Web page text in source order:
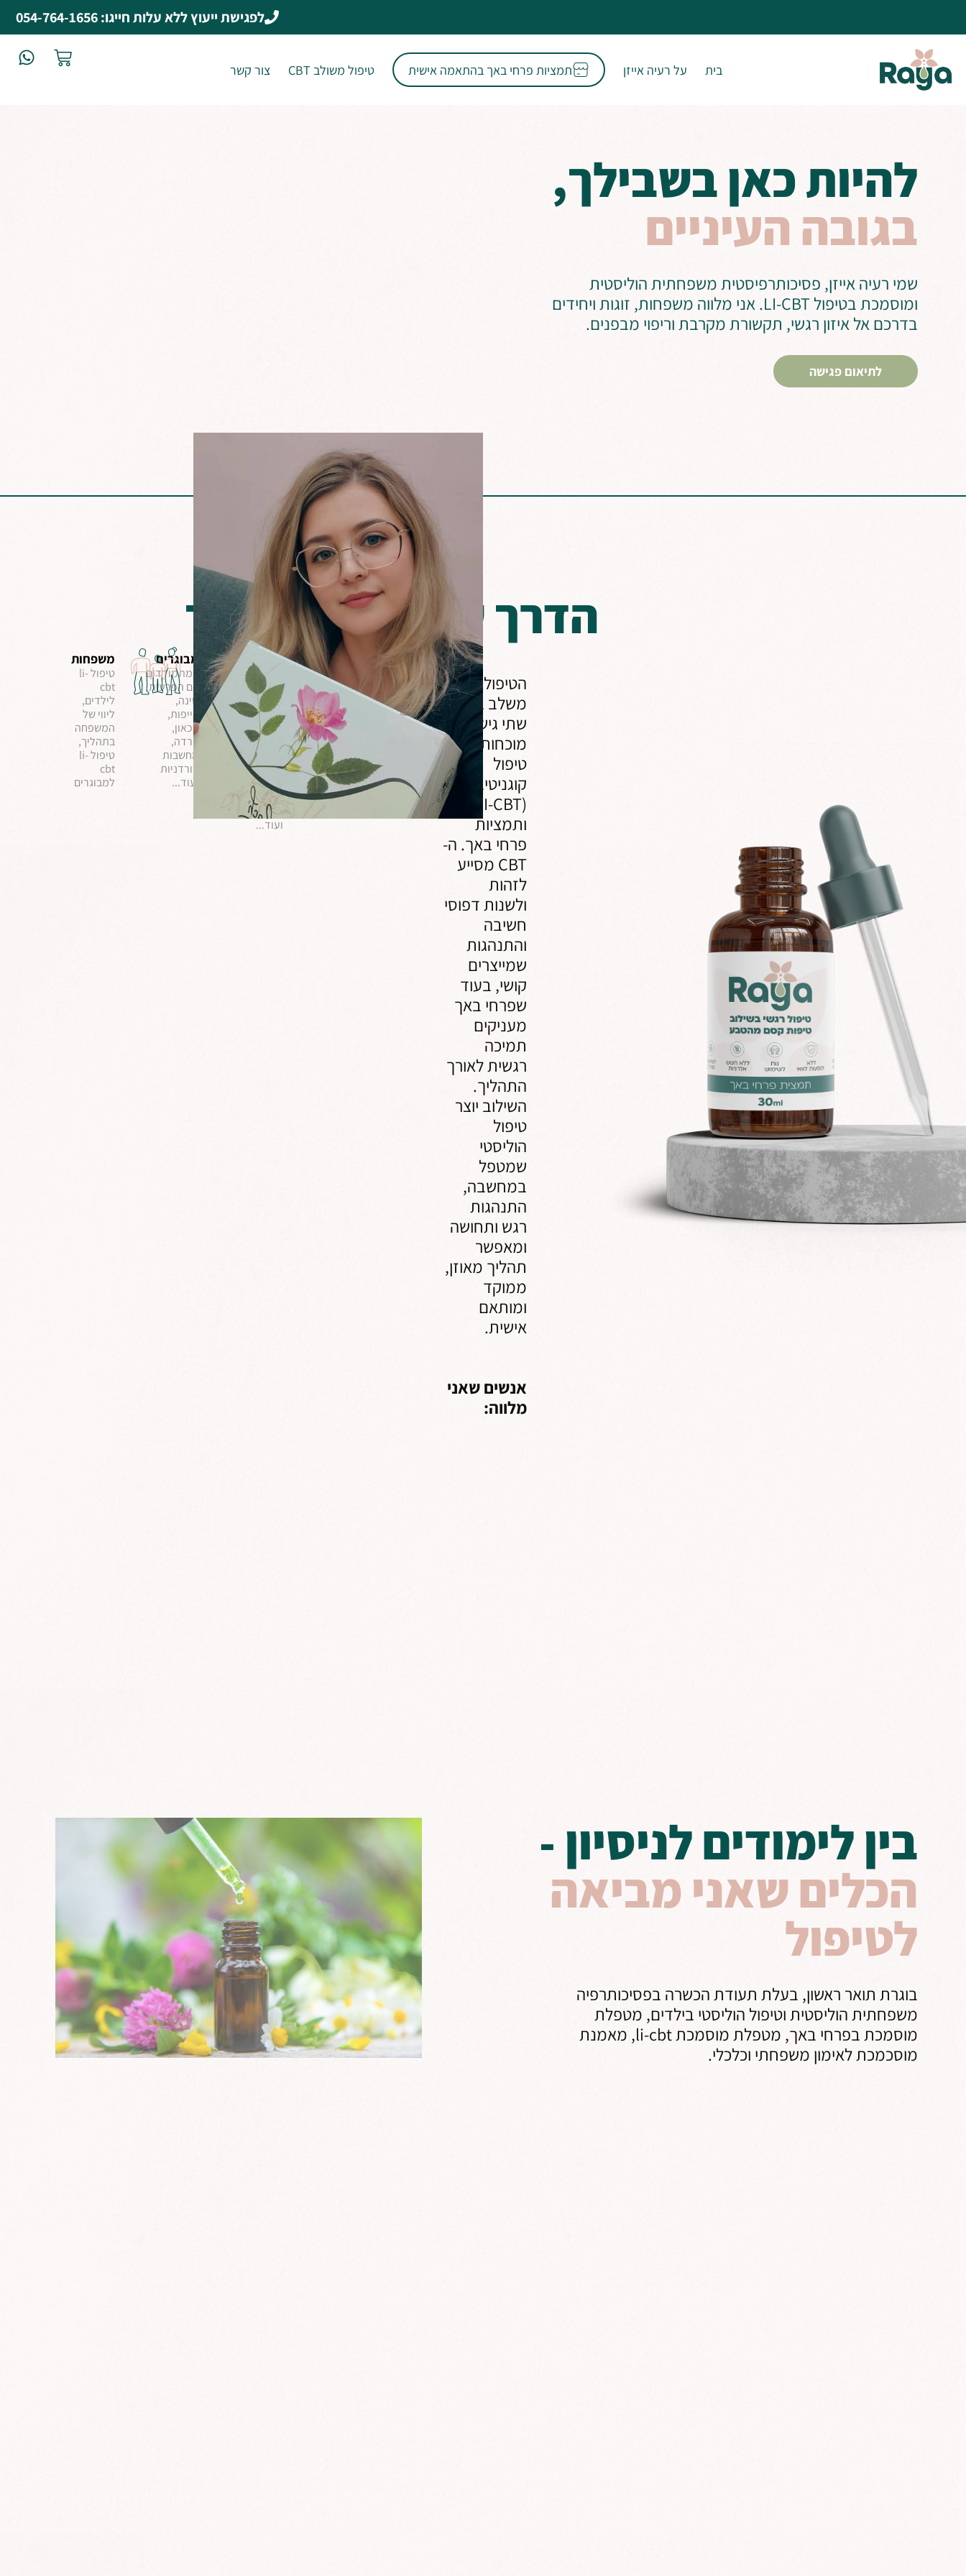
לפגישת ייעוץ ללא עלות חייגו: 054-764-1656
בית על רעיה אייזן תמציות פרחי באך בהתאמה אישית טיפול משולב CBT צור קשר
להיות כאן בשבילך,
בגובה העיניים
שמי רעיה אייזן, פסיכותרפיסטית משפחתית הוליסטית
ומוסמכת בטיפול LI-CBT. אני מלווה משפחות, זוגות ויחידים
בדרכם אל איזון רגשי, תקשורת מקרבת וריפוי מבפנים.
לתיאום פגישה
הדרך שלי ללוות אותך
הטיפול שלי
משלב בין
שתי גישות
מוכחות:
טיפול
קוגניטיבי-התנהגותי
ותמציות
פרחי באך. ה-
CBT מסייע
לזהות
ולשנות דפוסי
חשיבה
והתנהגות
שמייצרים
קושי, בעוד
שפרחי באך
מעניקים
תמיכה
רגשית לאורך
התהליך.
השילוב יוצר
טיפול
הוליסטי
שמטפל
במחשבה,
התנהגות
רגש ותחושה
ומאפשר
תהליך מאוזן,
ממוקד
ומותאם
אישית.
אנשים שאני
מלווה:
הורים
המתמודדים
עם סטרס,
בעיות שינה,
חרדות,
כעסים,
חוסר שקט
ועוד...
ילדים
ומתבגרים
המתמודדים
עם ביעותי
לילה,
גמילה,
יבלות-
ויראליות,
קשב וריכוז,
חרדות,
פוביות, קושי
במבחנים
ועוד...
מבוגרים
המתמודדים
עם הפרעות
שינה,
עייפות,
דכאון,
חרדה,
מחשבות
טורדניות
ועוד...
משפחות
טיפול li-
cbt
לילדים,
ליווי של
המשפחה
בתהליך,
טיפול li-
cbt
למבוגרים
בין לימודים לניסיון -
הכלים שאני מביאה
לטיפול
בוגרת תואר ראשון, בעלת תעודת הכשרה בפסיכותרפיה
משפחתית הוליסטית וטיפול הוליסטי בילדים, מטפלת
מוסמכת בפרחי באך, מטפלת מוסמכת li-cbt, מאמנת
מוסכמכת לאימון משפחתי וכלכלי.